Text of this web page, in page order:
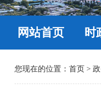
网站首页 时
您现在的位置： 首页 >